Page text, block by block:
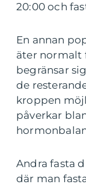
20:00 och
En annan
äter normalt
begränsar
de
kroppen
påverkar
Andra fasta
där man